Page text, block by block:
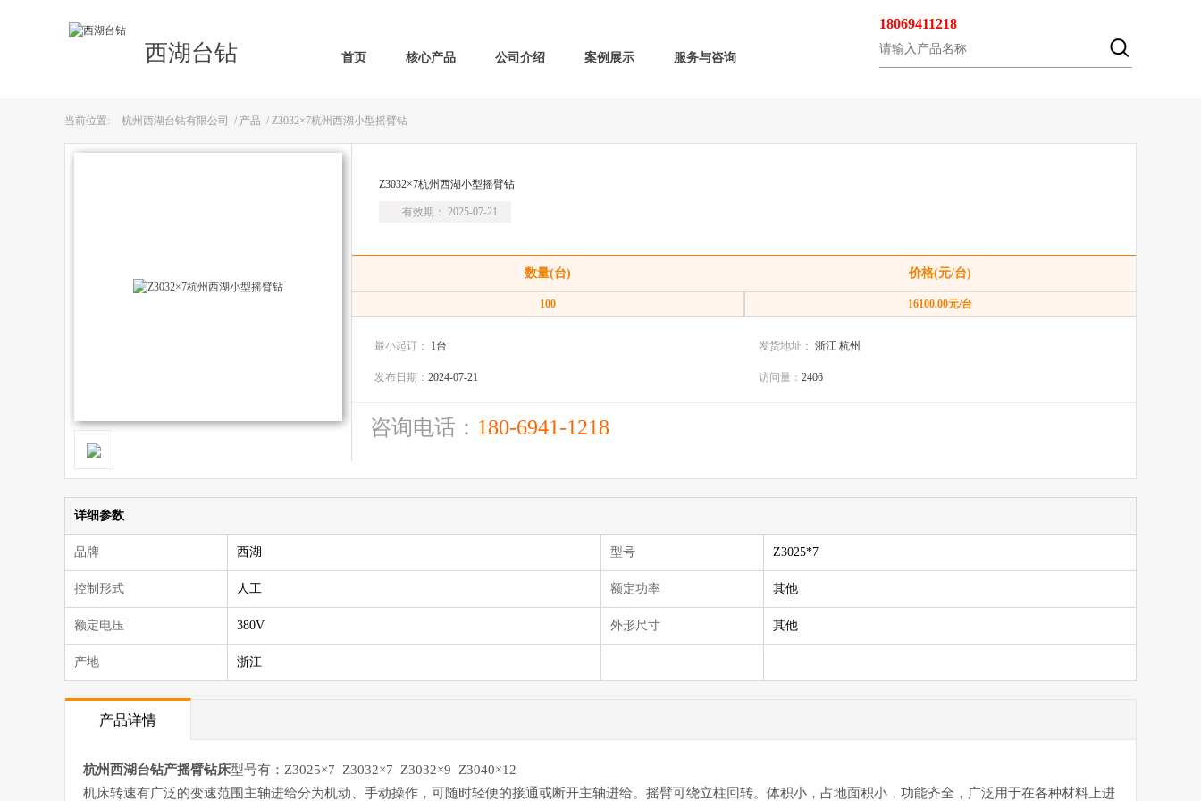
18069411218
西湖台钻 首页 核心产品 公司介绍 案例展示 服务与咨询
当前位置: 杭州西湖台钻有限公司 / 产品 / Z3032×7杭州西湖小型摇臂钻
Z3032×7杭州西湖小型摇臂钻
有效期： 2025-07-21
数量(台) 价格(元/台)
100 16100.00元/台
最小起订： 1台 发货地址： 浙江 杭州
发布日期： 2024-07-21 访问量： 2406
咨询电话： 180-6941-1218
详细参数
品牌 西湖 型号 Z3025*7
控制形式 人工 额定功率 其他
额定电压 380V 外形尺寸 其他
产地 浙江
产品详情
杭州西湖台钻产摇臂钻床型号有：Z3025×7 Z3032×7 Z3032×9 Z3040×12
机床转速有广泛的变速范围主轴进给分为机动、手动操作，可随时轻便的接通或断开主轴进给。摇臂可绕立柱回转。体积小，占地面积小，功能齐全，广泛用于在各种材料上进